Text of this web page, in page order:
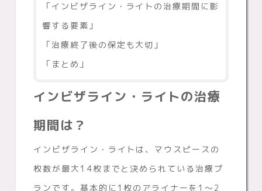
「インビザライン・ライトの治療期間に影
響する要素」
「治療終了後の保定も大切」
「まとめ」
インビザライン・ライトの治療
期間は？
インビザライン・ライトは、マウスピースの
枚数が最大14枚までと決められている治療プ
ランです。基本的に1枚のアライナーを1〜2